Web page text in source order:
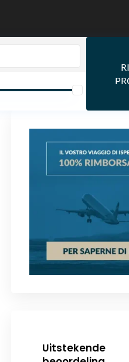
Uitstekende